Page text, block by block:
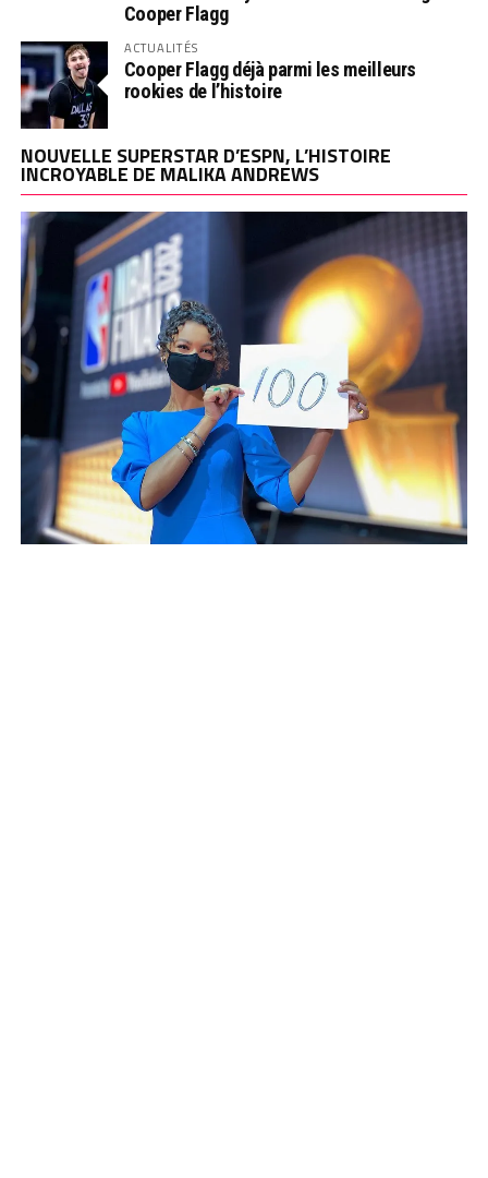
Cooper Flagg
ACTUALITÉS
Cooper Flagg déjà parmi les meilleurs
rookies de l’histoire
NOUVELLE SUPERSTAR D’ESPN, L’HISTOIRE
INCROYABLE DE MALIKA ANDREWS